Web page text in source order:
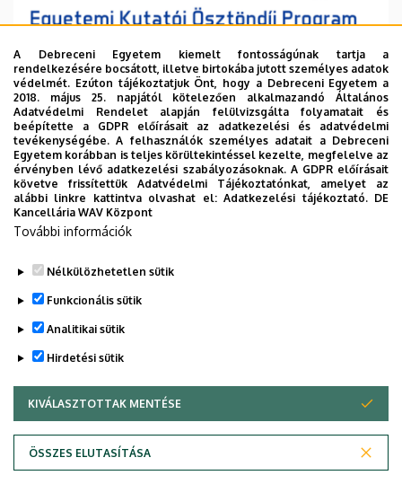
2026. augusztus 6.
Ösztöndíj a tudományos munka
támogatására
INTÉZMÉNYI TUDOMÁNY
A Debreceni Egyetem kiemelt fontosságúnak tartja a
rendelkezésére bocsátott, illetve birtokába jutott személyes adatok
védelmét. Ezúton tájékoztatjuk Önt, hogy a Debreceni Egyetem a
2018. május 25. napjától kötelezően alkalmazandó Általános
Adatvédelmi Rendelet alapján felülvizsgálta folyamatait és
beépítette a GDPR előírásait az adatkezelési és adatvédelmi
tevékenységébe. A felhasználók személyes adatait a Debreceni
Egyetem korábban is teljes körültekintéssel kezelte, megfelelve az
érvényben lévő adatkezelési szabályozásoknak. A GDPR előírásait
követve frissítettük Adatvédelmi Tájékoztatónkat, amelyet az
alábbi linkre kattintva olvashat el:Adatkezelési tájékoztató. DE
Kancellária WAV Központ
További információk
Nélkülözhetetlen sütik
Funkcionális sütik
Analitikai sütik
Hirdetési sütik
KIVÁLASZTOTTAK MENTÉSE
ÖSSZES ELUTASÍTÁSA
WITHDRAW CONSENT